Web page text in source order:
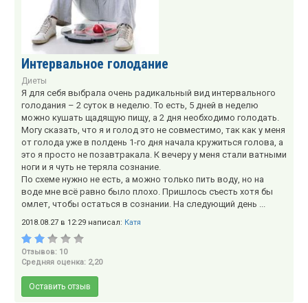
Интервальное голодание
Диеты
Я для себя выбрала очень радикальный вид интервального
голодания – 2 суток в неделю. То есть, 5 дней в неделю
можно кушать щадящую пищу, а 2 дня необходимо голодать.
Могу сказать, что я и голод это не совместимо, так как у меня
от голода уже в полдень 1-го дня начала кружиться голова, а
это я просто не позавтракала. К вечеру у меня стали ватными
ноги и я чуть не теряла сознание.
По схеме нужно не есть, а можно только пить воду, но на
воде мне всё равно было плохо. Пришлось съесть хотя бы
омлет, чтобы остаться в сознании. На следующий день ...
2018.08.27 в 12:29 написал: Катя
Отзывов: 10
Средняя оценка: 2,20
Оставить отзыв